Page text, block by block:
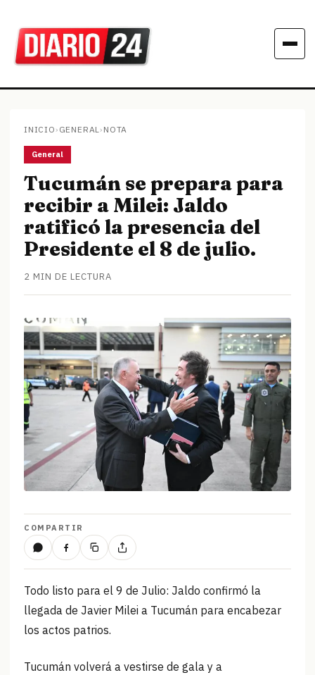
INICIO› GENERAL› NOTA
General
Tucumán se prepara para
recibir a Milei: Jaldo
ratificó la presencia del
Presidente el 8 de julio.
2 MIN DE LECTURA
COMPARTIR
Todo listo para el 9 de Julio: Jaldo confirmó la
llegada de Javier Milei a Tucumán para encabezar
los actos patrios.
Tucumán volverá a vestirse de gala y a